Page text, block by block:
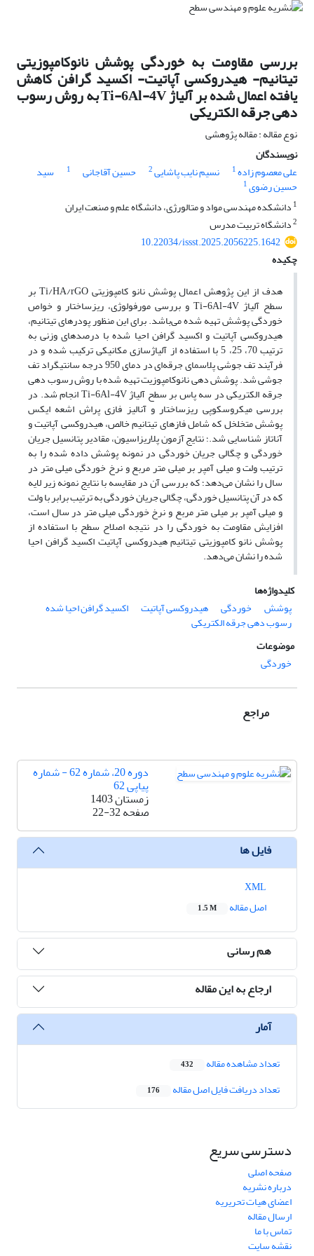
بررسی مقاومت به خوردگی پوشش نانوکامپوزیتی
تیتانیم- هیدروکسی آپاتیت- اکسید گرافن کاهش
یافته اعمال شده بر آلیاژ Ti-6Al-4V به روش رسوب
دهی جرقه الکتریکی
نوع مقاله : مقاله پژوهشی
نویسندگان
علی معصوم زاده1 نسیم نایب پاشایی2 حسین آقاجانی 1 سید
حسین رضوی1
1 دانشکده مهندسی مواد و متالورژی، دانشگاه علم و صنعت ایران
2دانشگاه تربیت مدرس
10.22034/issst.2025.2056225.1642
چکیده
هدف از این پژوهش اعمال پوشش نانو کامپوزیتی Ti/HA/rGO بر
سطح آلیاژ Ti-6Al-4V و بررسی مورفولوژی، ریز‌ساختار و خواص
خوردگی پوشش تهیه شده می‌باشد. برای این منظور پودر‌های تیتانیم،
هیدروکسی آپاتیت و اکسید گرافن احیا شده با درصد‌های وزنی به
ترتیب 70، 25، 5 با استفاده از آلیاژسازی مکانیکی ترکیب شده و در
فرآیند تف جوشی پلاسمای جرقه‌ای در دمای 950 درجه سانتیگراد تف
جوشی شد. پوشش دهی نانوکامپوزیت تهیه شده با روش رسوب دهی
جرقه الکتریکی در سه پاس بر سطح آلیاژ Ti-6Al-4V انجام شد. در
بررسی میکروسکوپی ریز‌ساختار و آنالیز فازی پراش اشعه ایکس
پوشش متخلخل که شامل فاز‌های تیتانیم خالص، هیدروکسی آپاتیت و
آناتاز شناسایی شد.؛ نتایج آزمون پلاریزاسیون، مقادیر پتانسیل جریان
خوردگی و چگالی جریان خوردگی در نمونه پوشش داده شده را به
ترتیب ولت و میلی آمپر بر میلی متر مربع و نرخ خوردگی میلی متر در
سال را نشان می‌دهد؛ که بررسی آن در مقایسه با نتایج نمونه زیر لایه
که در آن پتانسیل خوردگی، چگالی جریان خوردگی به ترتیب برابر با ولت
و میلی آمپر بر میلی متر مربع و نرخ خوردگی میلی متر در سال است،
افزایش مقاومت به خوردگی را در نتیجه اصلاح سطح با استفاده از
پوشش نانو کامپوزیتی تیتانیم هیدروکسی آپاتیت اکسید گرافن احیا
شده را نشان می‌دهد.
کلیدواژه‌ها
پوشش
خوردگی هیدروکسی آپاتیت اکسید گرافن احیا شده
رسوب دهی جرقه الکتریکی
موضوعات
خوردگی
مراجع
دوره 20، شماره 62 - شماره
پیاپی 62
زمستان 1403
صفحه22-32
فایل ها
اصل مقاله
1.5 M
هم رسانی
ارجاع به این مقاله
آمار
تعداد مشاهده مقاله 432
تعداد دریافت فایل اصل مقاله 176
دسترسی سریع
صفحه اصلی
درباره نشریه
اعضای هیات تحریریه
ارسال مقاله
تماس با ما
نقشه سایت